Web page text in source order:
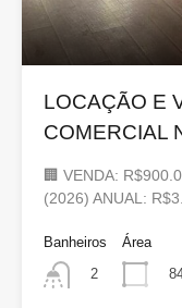
LOCAÇÃO E
COMERCIAL
🏢 VENDA:
(2026) ANUAL:
Banheiros
2
Área